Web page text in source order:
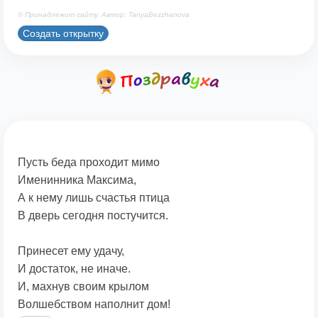
© Принадлежит сайту. Автор: TanyaBezzhanova
Создать открытку
Пусть беда проходит мимо
Именинника Максима,
А к нему лишь счастья птица
В дверь сегодня постучится.
Принесет ему удачу,
И достаток, не иначе.
И, махнув своим крылом
Волшебством наполнит дом!